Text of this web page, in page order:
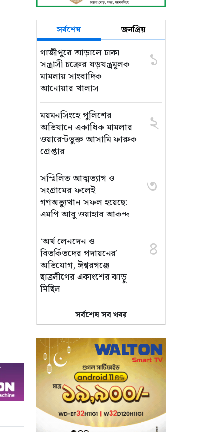
সর্বশেষ জনপ্রিয়
গাজীপুরে আড়ালে ঢাকা
সন্ত্রাসী চক্রের ষড়যন্ত্রমূলক
মামলায় সাংবাদিক
আনোয়ার খালাস
১
ময়মনসিংহে পুলিশের
অভিযানে একাধিক মামলার
ওয়ারেন্টভুক্ত আসামি ফারুক
গ্রেপ্তার
২
সম্মিলিত আত্মত্যাগ ও
সংগ্রামের ফলেই
গণঅভ্যুত্থান সফল হয়েছে:
এমপি আবু ওয়াহাব আকন্দ
৩
‘অর্থ লেনদেন ও
বিতর্কিতদের পদায়নের’
অভিযোগ, ঈশ্বরগঞ্জে
ছাত্রলীগের একাংশের ঝাড়ু
মিছিল
৪
মানসম্মত শিক্ষা নিশ্চিতে
শ্যামপুরে তৎপর শিক্ষা
অফিসার শাপলা খানম
৫
তাৎক্ষণিক খাদ্য পরীক্ষা
নিশ্চিত করবে ভ্রাম্যমাণ
পরীক্ষাগার: এস এম হুমায়ূন
৬
সর্বশেষ সব খবর